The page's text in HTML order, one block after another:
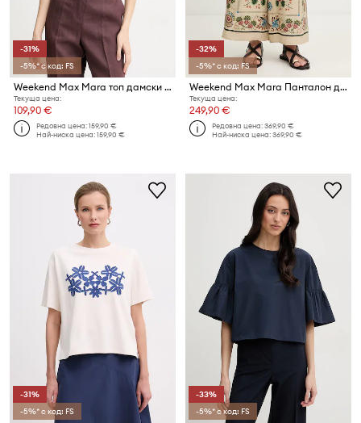
-31%
-5%* с код: FS
Weekend Max Mara топ дамски с вискоза COSE
Текуща цена:
109,90 €
Редовна цена:159,90 €
Най-ниска цена:159,90 €
-32%
-5%* с код: FS
Weekend Max Mara Панталон дамски копринен SNACK
Текуща цена:
249,90 €
Редовна цена:369,90 €
Най-ниска цена:369,90 €
-31%
-5%* с код: FS
-33%
-5%* с код: FS